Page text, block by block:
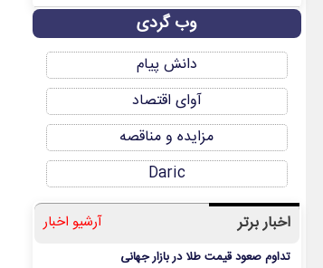
وب گردی
دانش پیام
آوای اقتصاد
مزایده و مناقصه
Daric
اخبار برتر آرشیو اخبار
تداوم صعود قیمت طلا در بازار جهانی